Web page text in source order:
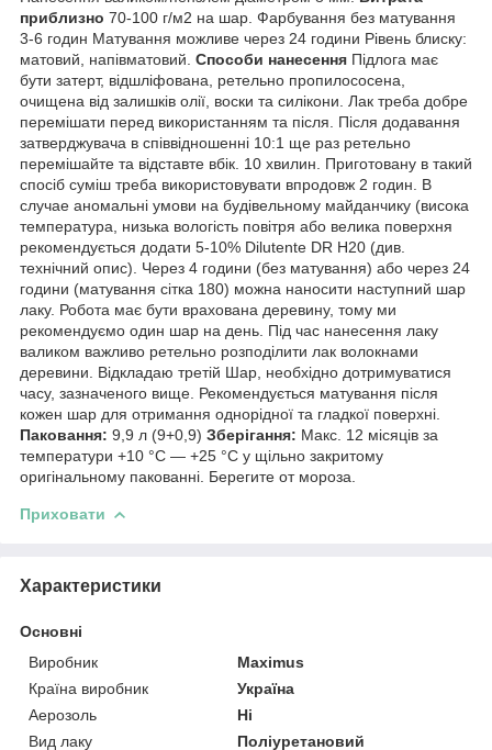
приблизно 70-100 г/м2 на шар. Фарбування без матування
3-6 годин Матування можливе через 24 години Рівень блиску:
матовий, напівматовий. Способи нанесення Підлога має
бути затерт, відшліфована, ретельно пропилососена,
очищена від залишків олії, воски та силікони. Лак треба добре
перемішати перед використанням та після. Після додавання
затверджувача в співвідношенні 10:1 ще раз ретельно
перемішайте та відставте вбік. 10 хвилин. Приготовану в такий
спосіб суміш треба використовувати впродовж 2 годин. В
случае аномальні умови на будівельному майданчику (висока
температура, низька вологість повітря або велика поверхня
рекомендується додати 5-10% Dilutente DR H20 (див.
технічний опис). Через 4 години (без матування) або через 24
години (матування сітка 180) можна наносити наступний шар
лаку. Робота має бути врахована деревину, тому ми
рекомендуємо один шар на день. Під час нанесення лаку
валиком важливо ретельно розподілити лак волокнами
деревини. Відкладаю третій Шар, необхідно дотримуватися
часу, зазначеного вище. Рекомендується матування після
кожен шар для отримання однорідної та гладкої поверхні.
Паковання: 9,9 л (9+0,9) Зберігання: Макс. 12 місяців за
температури +10 °C — +25 °C у щільно закритому
оригінальному пакованні. Берегите от мороза.
Приховати
Характеристики
Основні
Виробник
Maximus
Країна виробник
Україна
Аерозоль
Ні
Вид лаку
Поліуретановий